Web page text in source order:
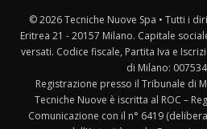
© 2026 Tecniche Nuove Spa • Tutti i
Eritrea 21 - 20157 Milano. Capitale
versati. Codice fiscale, Partita Iva e
di Milano:
Registrazione presso il Tribunale di
Tecniche Nuove è iscritta al ROC –
Comunicazione con il n° 6419